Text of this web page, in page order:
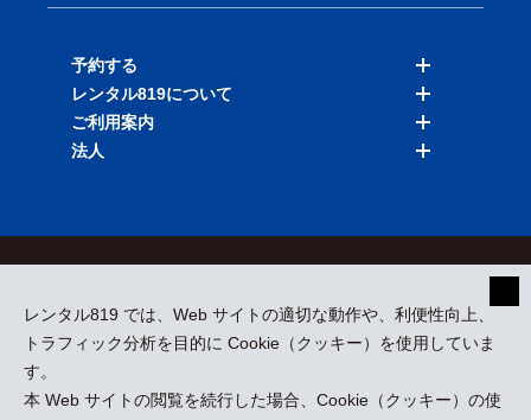
レンタル819 では、Web サイトの適切な動作や、利便性向上、
トラフィック分析を目的に Cookie（クッキー）を使用していま
す。
本 Web サイトの閲覧を続行した場合、Cookie（クッキー）の使
予約する
バイクを探す
店舗を探す
レンタル819について
料金表
ご利用案内
法人
採用情報
プレスリリース
kizuki Rental Service © All Rights Reserved.